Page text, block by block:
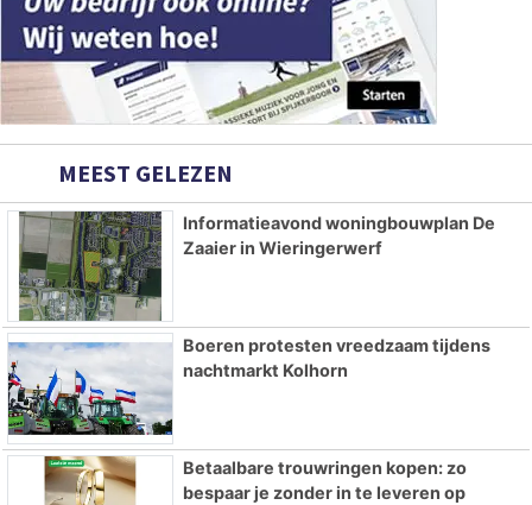
MEEST GELEZEN
Informatieavond woningbouwplan De
Zaaier in Wieringerwerf
Boeren protesten vreedzaam tijdens
nachtmarkt Kolhorn
Betaalbare trouwringen kopen: zo
bespaar je zonder in te leveren op